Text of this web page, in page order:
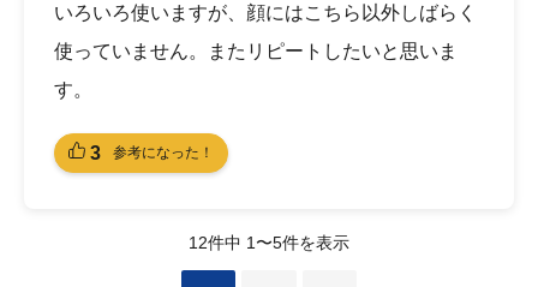
いろいろ使いますが、顔にはこちら以外しばらく
使っていません。またリピートしたいと思いま
す。
3 参考になった！
12件中 1〜5件を表示